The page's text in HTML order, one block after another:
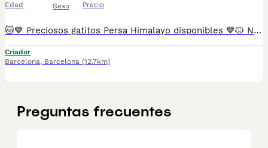
Edad Sexo Precio
🐱💙 Preciosos gatitos Persa Himalayo disponibles 💙🐱 Nuestros gatitos Persa Himalayo crecen en un entorno familiar 🏡, rodeados de cariño, atención y los mejores cuidados desde sus primeros días de vida. Son pequeños muy dulces, tranquilos y cariñosos, acostumbrados al contacto humano y perfectamente socializados. 😻 ✨ El Persa Himalayo destaca por su espectacular pelaje, sus preciosos ojos azules y su carácter afable y tranquilo, convirtiéndose en un compañero ideal para cualquier hogar. 📋 Se entregan con: ✅ Vacunas correspondientes a su edad ✅ Desparasitaciones al día ✅ Revisión veterinaria completa 🩺 ✅ Cartilla sanitaria ✅ Microchip incluido ✅ Contrato de garantía 📍 Puedes venir a conocerlos sin ningún compromiso. Estaremos encantados de mostrarte a nuestros pequeños y ayudarte a encontrar el compañero perfecto. 🐾 📸 Fotografías 100% reales de nuestros gatitos. No utilizamos imágenes de internet ni somos multicriadero. 🚚 Posibilidad de envío a toda España mediante transporte especializado para mascotas. 📞 Información y reservas por teléfono o WhatsApp RESERVA MÍNIMA 200€ 💖 Gatitos sanos, mimados y criados con mucho amor, listos para formar parte de una familia que les brinde el cariño que merecen. Sus impresionantes ojos azules y su carácter encantador harán que te enamores de ellos desde el primer momento. ✨🐱
Criador
Barcelona, Barcelona (12.7km)
Preguntas frecuentes